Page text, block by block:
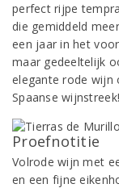
perfect rijpe
die gemiddeld
een jaar in het
maar gedeeltelijk
elegante rode wijn
Spaanse wijnstreek!
Proefnotitie
Volrode wijn met
en een fijne